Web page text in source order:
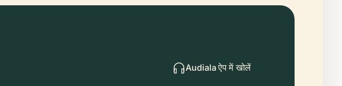
Audiala ऐप में खोलें